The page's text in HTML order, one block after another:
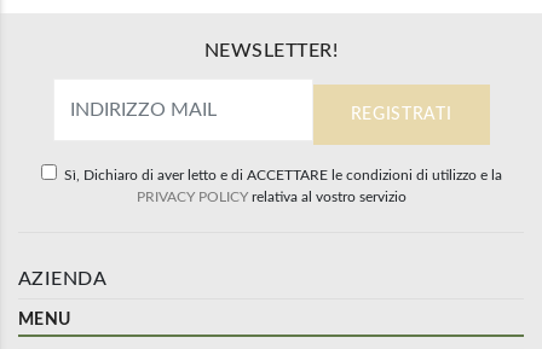
NEWSLETTER!
Sì, Dichiaro di aver letto e di ACCETTARE le condizioni di utilizzo e la
PRIVACY POLICYrelativa al vostro servizio
AZIENDA
MENU